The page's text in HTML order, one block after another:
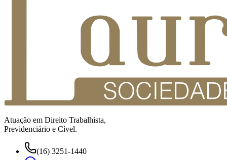
Atuação em Direito Trabalhista,
Previdenciário e Cível.
(16) 3251-1440